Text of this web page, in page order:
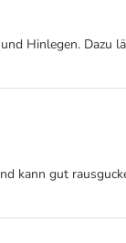
Hinlegen.
kann gut